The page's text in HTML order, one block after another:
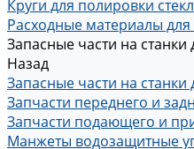
Круги для полировки
Расходные материалы для
Запасные части на станки
Назад
Запасные части на станки
Запчасти переднего и
Запчасти подающего и
Манжеты водозащитные